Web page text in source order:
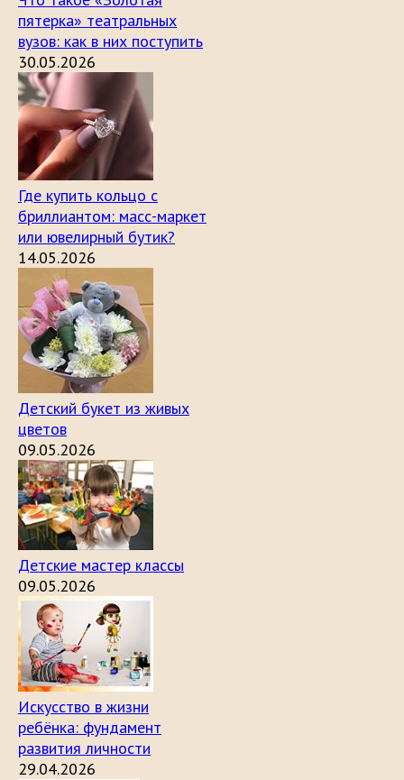
пятерка» театральных
вузов: как в них поступить
30.05.2026
Где купить кольцо с
бриллиантом: масс-маркет
или ювелирный бутик?
14.05.2026
Детский букет из живых
цветов
09.05.2026
Детские мастер классы
09.05.2026
Искусство в жизни
ребёнка: фундамент
развития личности
29.04.2026